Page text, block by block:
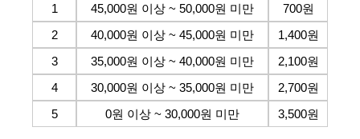
1
45,000원 이상 ~ 50,000원 미만
700원
2
40,000원 이상 ~ 45,000원 미만
1,400원
3
35,000원 이상 ~ 40,000원 미만
2,100원
4
30,000원 이상 ~ 35,000원 미만
2,700원
5
0원 이상 ~ 30,000원 미만 3,500원